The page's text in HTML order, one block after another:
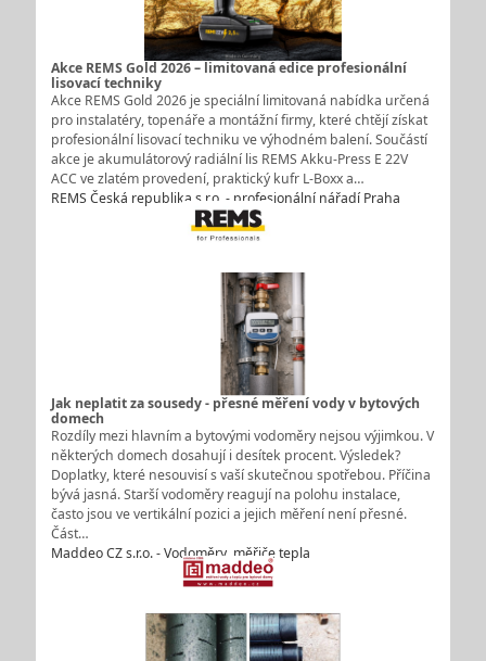
Akce REMS Gold 2026 – limitovaná edice profesionální
lisovací techniky
Akce REMS Gold 2026 je speciální limitovaná nabídka určená
pro instalatéry, topenáře a montážní firmy, které chtějí získat
profesionální lisovací techniku ve výhodném balení. Součástí
akce je akumulátorový radiální lis REMS Akku-Press E 22V
ACC ve zlatém provedení, praktický kufr L-Boxx a…
REMS Česká republika s.r.o. - profesionální nářadí Praha
Jak neplatit za sousedy - přesné měření vody v bytových
domech
Rozdíly mezi hlavním a bytovými vodoměry nejsou výjimkou. V
některých domech dosahují i desítek procent. Výsledek?
Doplatky, které nesouvisí s vaší skutečnou spotřebou. Příčina
bývá jasná. Starší vodoměry reagují na polohu instalace,
často jsou ve vertikální pozici a jejich měření není přesné.
Část…
Maddeo CZ s.r.o. - Vodoměry, měřiče tepla